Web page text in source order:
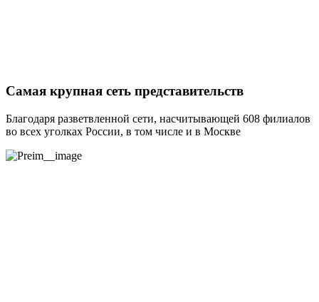
Самая крупная сеть представительств
Благодаря разветвленной сети, насчитывающей 608 филиалов
во всех уголках России, в том числе и в Москве